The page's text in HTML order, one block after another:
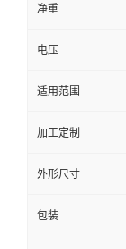
净重
电压
适用范围
加工定制
外形尺寸
包装